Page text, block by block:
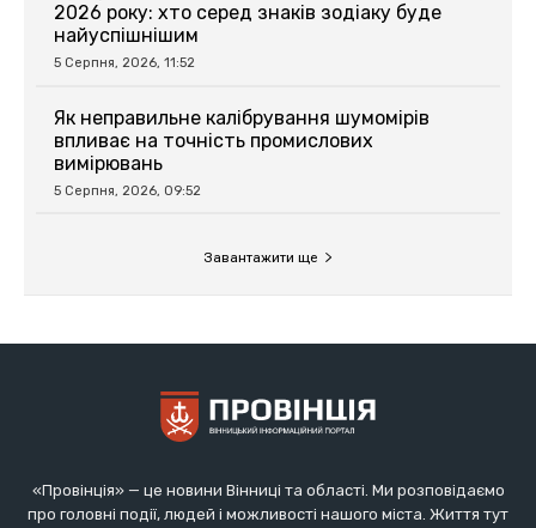
«Провінція» — це новини Вінниці та області. Ми розповідаємо
про головні події, людей і можливості нашого міста. Життя тут